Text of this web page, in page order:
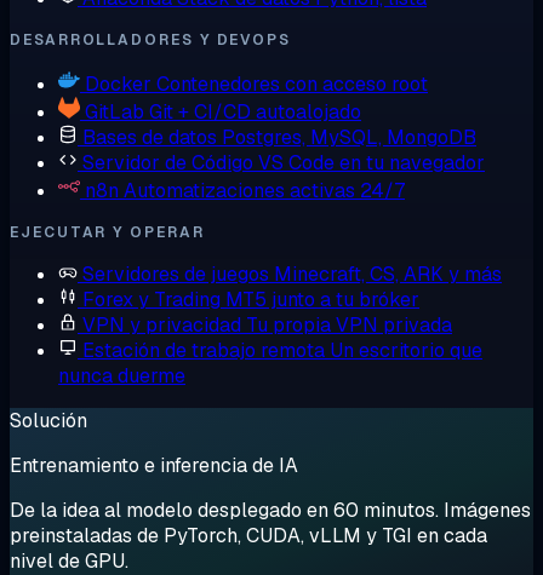
DESARROLLADORES Y DEVOPS
Docker Contenedores con acceso root
GitLab Git + CI/CD autoalojado
Bases de datos Postgres, MySQL, MongoDB
Servidor de Código VS Code en tu navegador
n8n Automatizaciones activas 24/7
EJECUTAR Y OPERAR
Servidores de juegos Minecraft, CS, ARK y más
Forex y Trading MT5 junto a tu bróker
VPN y privacidad Tu propia VPN privada
Estación de trabajo remota Un escritorio que
nunca duerme
Solución
Entrenamiento e inferencia de IA
De la idea al modelo desplegado en 60 minutos. Imágenes
preinstaladas de PyTorch, CUDA, vLLM y TGI en cada
nivel de GPU.